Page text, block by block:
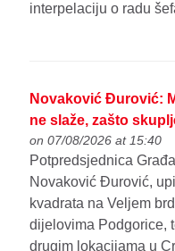
interpelaciju o radu
Novaković Đurović:
ne slaže, zašto
on 07/08/2026 at 15:40
Potpredsjednica
Novaković Đurović,
kvadrata na Veljem
dijelovima Podgorice,
drugim lokacijama u